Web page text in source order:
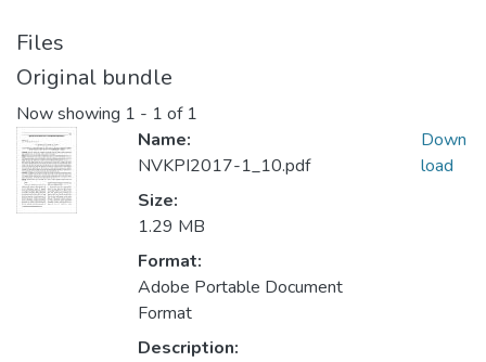
Files
Original bundle
Now showing 1 - 1 of 1
Name:
NVKPI2017-1_10.pdf
Size:
1.29 MB
Format:
Adobe Portable Document
Format
Description:
Down
load